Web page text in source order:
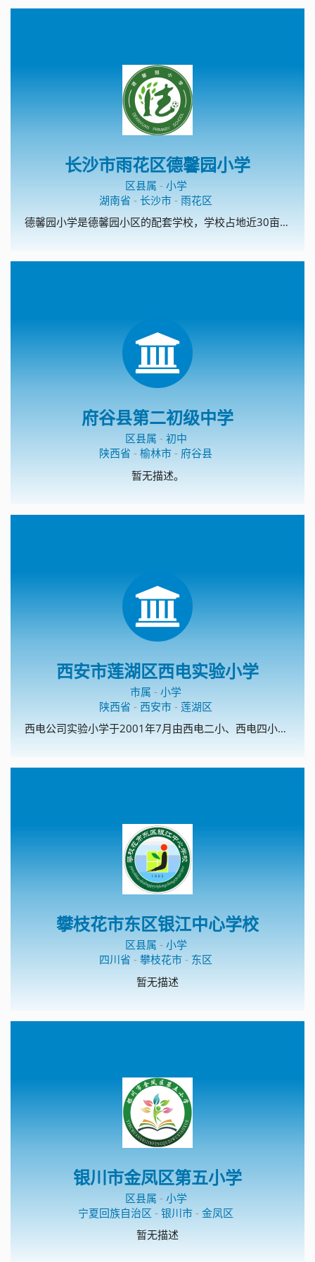
长沙市雨花区德馨园小学
区县属 - 小学
湖南省 - 长沙市 - 雨花区
德馨园小学是德馨园小区的配套学校，学校占地近30亩，建筑面积7000平米，拥有教学楼两栋，前后操场、运动场，共计36间教室，28间办公室。设计规划是一所24个教学班级的高起点、高标准的现代化学校。 德馨园小学是雨花区教育局根据《中小学办学条件一类标准》、着眼于学校长远发展、按长沙市现有学校中最好学校的标准超标建设的。学校设施完备，功能齐全，具备了创雨花区一流品牌学校的条件，是雨花教育的一颗未来之星。 在雨花教育局的正确领导下，在德馨园开发商及周边合作建设单位的共同努力下，德馨园小学拥有了美好的今天，我们坚信她必讲拥有更加精彩的明天。
府谷县第二初级中学
区县属 - 初中
陕西省 - 榆林市 - 府谷县
暂无描述。
西安市莲湖区西电实验小学
市属 - 小学
陕西省 - 西安市 - 莲湖区
西电公司实验小学于2001年7月由西电二小、西电四小重组而成的一所全日制普通小学。西电二小、西电四小均成立于上个世纪六十年代，办学历史已超过三十年。目前学校在校学生1400余人，编有28个教学班。现有教工76人，岗位合格率100%，教师学历达标率100%。教师年龄、学历、职称结构合理，教师业务素质好。教师配置合理，敬业爱生、为人师表是我校教师团队的基本要求。专任教师全部具有任职资格，年龄结构合理，老、中、青教师形成梯队，学科配套，教师整体素质较高，职称、学历都达到省、市、区的有关要求。我校现占地面积16067.83平方米，生均14.9平米。校舍面积6800余平米，生均达6.1平米以上。校园内三季有花，四季常绿，生均达1.39平米。院墙砖化、道路全部硬化、校园美化。学校办学方向端正，办学目标明确，确立了“全面追求适合学生发展的教育”的办学理念，树立起“学生有特长、教师有个性、学校有品位”办学目标。学校以“全面实施素质教育，努力提高教育质量”为中心，以“狠抓学校常规管理”、“狠抓青年教师培训”、“狠抓学校硬件建设”为重点的工作部署。建立了适应经济发展和社会需要、促进教育现代化的近期、中长远规划，形成了“艰苦奋斗，顽强拼搏”、“以质量立校，以特色兴校”办学特色。学校实行校长负责制，校长对学校工作全面负责，副校长及其他部门领导岗位职责明确，有健全的组织机构和各项规章制度，截止目前共有各种制度岗位职责120余个，已汇编成册便于使用。学校还制定了《校领导班子工作作风》等制度，严格遵循“集体领导，民主集中，个别酝踉，会议决定”的原则，有效地行使决策和指挥的权力。校党支部充分发挥政治核心与监督作用，充分发挥并积极调动广大教师的民主参政意识。坚持校务公开制度，学校重大决策和执行情况透明度高。定期召开干部民主评议会。学校各部门职责明确、责任到人，充分体现我校团结协作、优质高效、管理有序、政令畅通，确保了一切工作正常、高效运行。我校自筹资金一百多万元“二次创业”的经历以及在创业中形成的自强不息、艰苦奋斗光荣传统是我们师生自强发展不竭的动力，也是我校办学最显著的特色，受到了市、区两级教育部门的肯定，在整个周边社区很有影响。硬件出色靠投入，软件出色靠管理。学校积极推进管理机制和教育教学改革，依靠改革求发展是我校发展之路的最大收获。我校制订了《西电实验小学聘任制实施方案》、《西电实验小学课时津贴实施方案》、《西电实验小学综合量化考核实施方案》、《西电实验小学班主任工作量化考核实施方案》、《西电实验小学班组建设考核实施细则》等制度，并不遗余力得大力推行。这些方案的出台体现了多劳多得、奖勤罚懒原则，突出了向一线教师倾斜，促进我校教育教学的顺利进行，稳定了教师队伍。2004年以来，学校先后被命名为“西安市一级小学”、“陕西省示范小学”、“全国识字、写字教学实验基地”、“莲湖区现代技术教育项目学校”、“陕西省基础教育项目学校”、“少先队活动特色学校”、“西安市基础教育‘十五课题’科研课题实验学校”、“西安市教育学会德育基地”、“莲湖区艺术特色学校”。学校连续多年荣获区赛教优秀组织奖，莲湖区大面积提高教育质量一等奖，在莲湖区教育系统量化考核中获得一等奖。学校自编的写字手指操及写字活动在周边具有一定的影响。写字课题组有组织、有计划地细致推行教学对比实验，并积累了大量的写字教学经验。为确保写字教学研究，全校教师人人练基本功，每位教师每周交一篇毛笔字，一篇钢笔字。特别是97年至今，我校实现了电子琴、口风琴进入音乐课堂。舞蹈室、电子琴室、微机室的配置在全区领先。武术操、形体课、版画、素描已形成学校校本开发特色，在社区与周边有较高声誉。先后有230 &nbsp;多名同学在全国、省、市、区的学科竞赛获奖。先后有176名同学在体音美各种层次竞赛中获奖。先后有229名学生被评为市、区、西电公司级三好学生、优秀少先队员。学生学期全学科合格率、优秀率及操行合格率符合教学及德育工作要求。毕业生合格率在98%以上，优秀率60%以上。辍学率为零。学生兴趣特长和意志性格发展良好，各项竞赛活动优胜奖居当地同类学校前茅。我校连续6年获区大面积提高教学质量奖，在西电公司普教中心学科竞赛三年均获榜首。各项指标也均达到上级标准，受到上级表扬，得到周边社区家长的信任和周边重点中学的认可，在整个西郊地区已有较大的知名度，学生生源也由此逐年大幅度提高。学校有符合学校实际、切实可行的奖惩制度、考勤制度、财务管理制度和行事历。实行全员、全过程、全方位的“三全”管理，保证了学校管理各环节（计划、执行、检查、总结）扎实有效。学校处室、年级组、教研组均有学期工作计划，目标、内容符合全面贯彻教育方针和全面实施素质教育的要求，能切实结合学校实际，在执行中注重落实及时反馈，考核评价，做到有总结、有检查、有记载，做到奖罚分明。学籍管理严格，档案资料齐全，有信息资料收集和保管制度。取消留级，杜绝辍学，档案管理工作卓有成效。学校建有德育领导小组，切实把德育工作作为素质教育的灵魂。有德育工作整体规划和阶段安排，能采取有效措施，不断提高德育工作针对性、主动性和实效性。校德育工作突出了以年级、班级为单位的班主任、中队辅导员队伍建设。 我们提出“乐在桃李满天下，甘为教育做贡献”，积极提倡两种精神：一是“敬业、勤业、精业”精神，二是“苦干、实干、巧干”精神，努力使每位教师都成为优秀德育工作者。每学期都召开班主任工作会，总结和推广优秀班主任的领班艺术，以老带新，加大培训，把个体的智慧融于集体行动之中。学校在狠抓教学质量的同时，切实做好教科研工作。我校确立了以“科研兴教、科研兴校”的战略思想，领导带头搞科研，带动教师全员参与。从93年开始，学校先后开展了《小学中高年级思品课堂教学模式的研究》（已结题）、《英语浸入式教学课题》、《小学写字教学研究》、《用双手塑造美的和谐》，泥塑教学研究，以及京剧脸谱绘制、课间武术操活动等。针对这些研究项目，学校认真组织检查，定期召开教学研讨会。教研活动做到目标落实、时间落实、人员落实、任务落实、经费落实、措施落实。近两年来，学校推出了“两轮制教研”，推广了“质性评课法”，即第一轮年级组长负责，人人讲课，同年级、同学科互听互评，重在练兵；第二轮，重在教科研，由大教研组长负责。选出代表参加第二轮的研讨课。评课采用“质性评课法”，通过“自我反思”，学生评、教师评、专家评，获得共同提高，使教师整体素质不断提高。学校地址：劳动西路8号邮 编：710002 &nbsp;电 话：88623013 88643244网 址：http://www.xaxdedu.cn
攀枝花市东区银江中心学校
区县属 - 小学
四川省 - 攀枝花市 - 东区
暂无描述
银川市金凤区第五小学
区县属 - 小学
宁夏回族自治区 - 银川市 - 金凤区
暂无描述